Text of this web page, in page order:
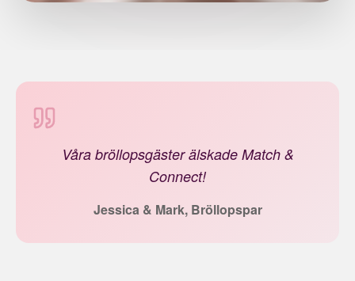
Våra bröllopsgäster älskade Match &
Connect!
Jessica & Mark, Bröllopspar